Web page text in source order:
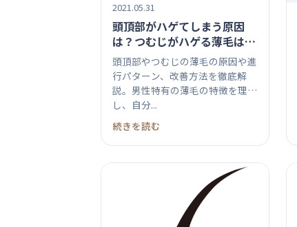
2021.05.31
頭頂部がハゲてしまう原因
は？つむじがハゲる薄毛は改
善する？薄毛の効果的な治療
と対策
頭頂部やつむじの薄毛の原因や進
行パターン、改善方法を徹底解
説。男性特有の薄毛の特徴を理解
し、自分...
続きを読む